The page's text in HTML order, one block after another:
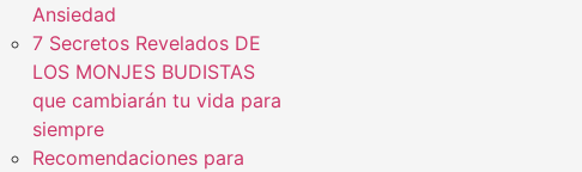
Ansiedad
7 Secretos Revelados DE
LOS MONJES BUDISTAS
que cambiarán tu vida para
siempre
Recomendaciones para